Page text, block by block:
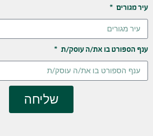
עיר מגורים
ענף הספורט בו את/ה עוסק/ת
שליחה